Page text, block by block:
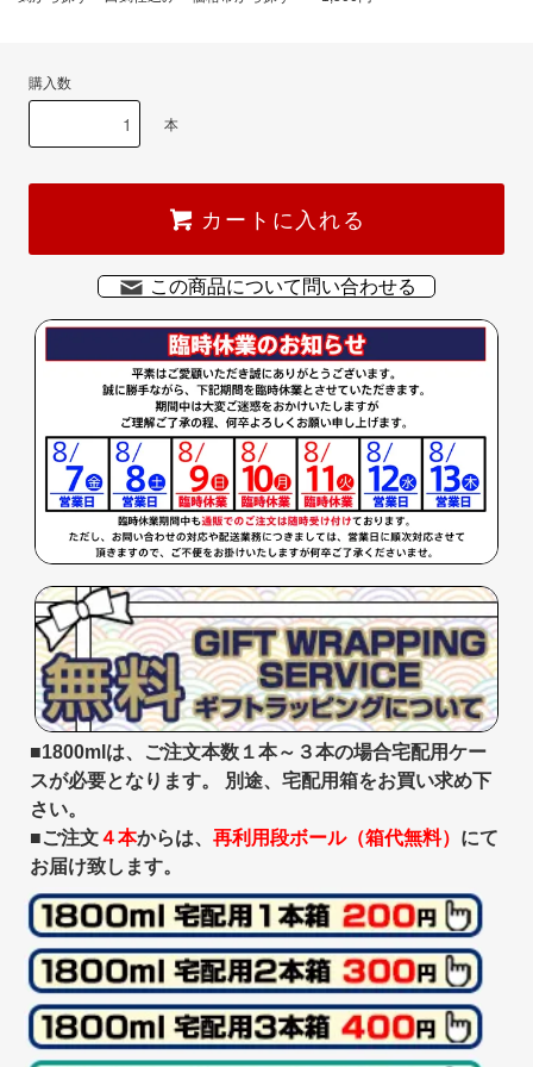
購入数
本
カートに入れる
この商品について問い合わせる
■1800mlは、ご注文本数１本～３本の場合宅配用ケー
スが必要となります。 別途、宅配用箱をお買い求め下
さい。
■ご注文４本からは、 再利用段ボール（箱代無料） にて
お届け致します。